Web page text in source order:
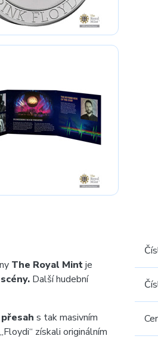
The Royal Mintje
Další hudební
s tak masivním
získali originálním